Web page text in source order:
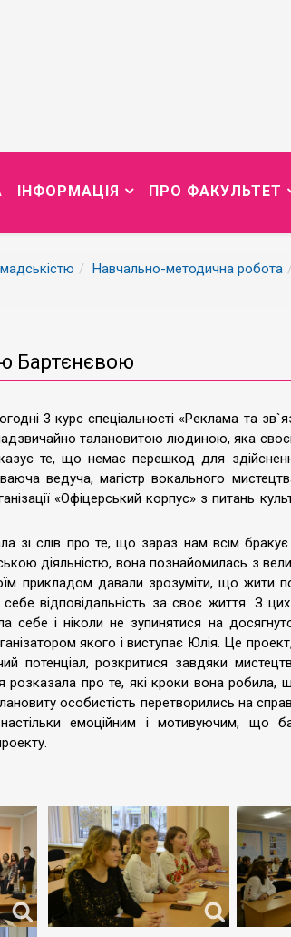
ІНФОРМАЦІЯ ПРО ФАКУЛЬТЕТ
Навчально-методична робота
Бартєнєвою
3 курс спеціальності «Реклама та
талановитою людиною, яка
те, що немає перешкод для
ведуча, магістр вокального
«Офіцерський корпус» з питань
зі слів про те, що зараз нам всім
діяльністю, вона познайомилась з
прикладом давали зрозуміти, що жити
себе відповідальність за своє життя. З
і ніколи не зупинятися на
якого і виступає Юлія. Це
потенціал, розкритися завдяки
розказала про те, які кроки вона робила,
особистість перетворились на
емоційним і мотивуючим, що